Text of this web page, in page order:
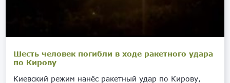
Шесть человек погибли в ходе ракетного удара
по Кирову
Киевский режим нанёс ракетный удар по Кирову,